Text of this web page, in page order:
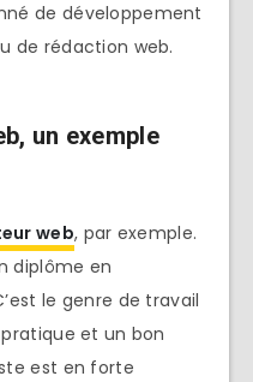
de développement
de rédaction web.
un exemple
web, par exemple.
diplôme en
le genre de travail
et un bon
est en forte